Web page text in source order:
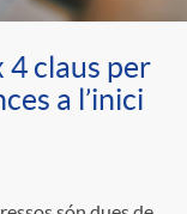
4 claus per
a l’inici